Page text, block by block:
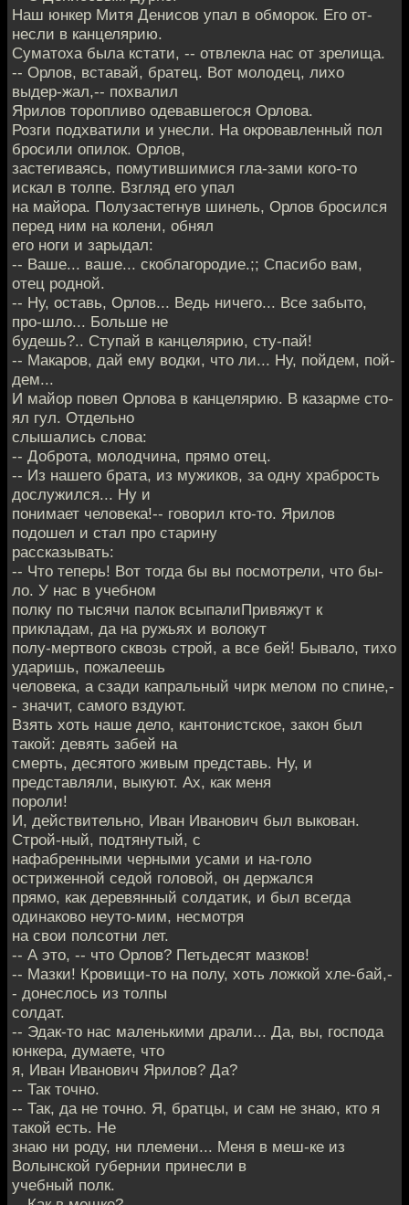
Наш юнкер Митя Денисов упал в обморок. Его от-
несли в канцелярию.
Суматоха была кстати, -- отвлекла нас от зрелища.
-- Орлов, вставай, братец. Вот молодец, лихо
выдер-жал,-- похвалил
Ярилов торопливо одевавшегося Орлова.
Розги подхватили и унесли. На окровавленный пол
бросили опилок. Орлов,
застегиваясь, помутившимися гла-зами кого-то
искал в толпе. Взгляд его упал
на майора. Полузастегнув шинель, Орлов бросился
перед ним на колени, обнял
его ноги и зарыдал:
-- Ваше... ваше... скоблагородие.;; Спасибо вам,
отец родной.
-- Ну, оставь, Орлов... Ведь ничего... Все забыто,
про-шло... Больше не
будешь?.. Ступай в канцелярию, сту-пай!
-- Макаров, дай ему водки, что ли... Ну, пойдем, пой-
дем...
И майор повел Орлова в канцелярию. В казарме сто-
ял гул. Отдельно
слышались слова:
-- Доброта, молодчина, прямо отец.
-- Из нашего брата, из мужиков, за одну храбрость
дослужился... Ну и
понимает человека!-- говорил кто-то. Ярилов
подошел и стал про старину
рассказывать:
-- Что теперь! Вот тогда бы вы посмотрели, что бы-
ло. У нас в учебном
полку по тысячи палок всыпалиПривяжут к
прикладам, да на ружьях и волокут
полу-мертвого сквозь строй, а все бей! Бывало, тихо
ударишь, пожалеешь
человека, а сзади капральный чирк мелом по спине,-
- значит, самого вздуют.
Взять хоть наше дело, кантонистское, закон был
такой: девять забей на
смерть, десятого живым представь. Ну, и
представляли, выкуют. Ах, как меня
пороли!
И, действительно, Иван Иванович был выкован.
Строй-ный, подтянутый, с
нафабренными черными усами и на-голо
остриженной седой головой, он держался
прямо, как деревянный солдатик, и был всегда
одинаково неуто-мим, несмотря
на свои полсотни лет.
-- А это, -- что Орлов? Петьдесят мазков!
-- Мазки! Кровищи-то на полу, хоть ложкой хле-бай,-
- донеслось из толпы
солдат.
-- Эдак-то нас маленькими драли... Да, вы, господа
юнкера, думаете, что
я, Иван Иванович Ярилов? Да?
-- Так точно.
-- Так, да не точно. Я, братцы, и сам не знаю, кто я
такой есть. Не
знаю ни роду, ни племени... Меня в меш-ке из
Волынской губернии принесли в
учебный полк.